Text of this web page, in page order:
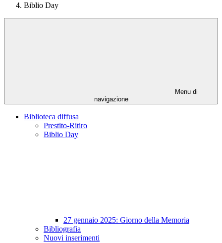
Biblio Day
Menu di
navigazione
Biblioteca diffusa
Prestito-Ritiro
Biblio Day
27 gennaio 2025: Giorno della Memoria
Bibliografia
Nuovi inserimenti